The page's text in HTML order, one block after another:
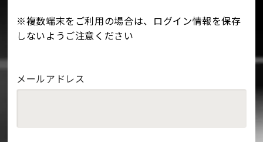
※複数端末をご利用の場合は、ログイン情報を保存
しないようご注意ください
メールアドレス